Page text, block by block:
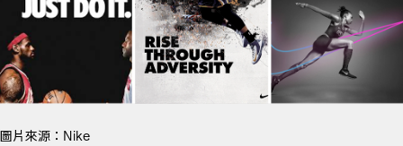
圖片來源：Nike